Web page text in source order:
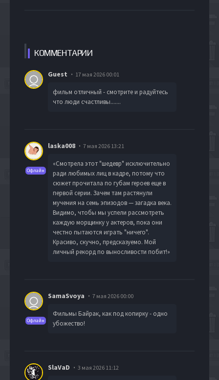
КОММЕНТАРИИ
Guest 17 мая 2026 00:01
фильм отличный - смотрите и радуйтесь
что люди счастливы.......
Офлайн
laska008 7 мая 2026 13:21
«Смотрела этот "шедевр" исключительно
ради любимых лиц в кадре, потому что
сюжет прочитала по губам героев еще в
первой серии. Зачем там растянули
мучения на семь эпизодов — загадка века.
Видимо, чтобы мы успели рассмотреть
каждую морщинку у актеров, пока они
честно пытаются играть "ничего".
Красиво, скучно, предсказуемо. Мой
личный рекорд по выносливости побит!»
Офлайн
SamaSvoya 7 мая 2026 00:00
Фильмы Байрак, как под копирку - одно
убожество!
SlaVaD 3 мая 2026 11:12